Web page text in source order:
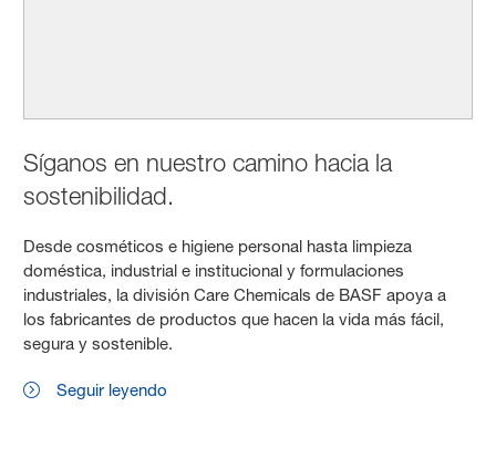
Síganos en nuestro camino hacia la
sostenibilidad.
Desde cosméticos e higiene personal hasta limpieza
doméstica, industrial e institucional y formulaciones
industriales, la división Care Chemicals de BASF apoya a
los fabricantes de productos que hacen la vida más fácil,
segura y sostenible.
Seguir leyendo